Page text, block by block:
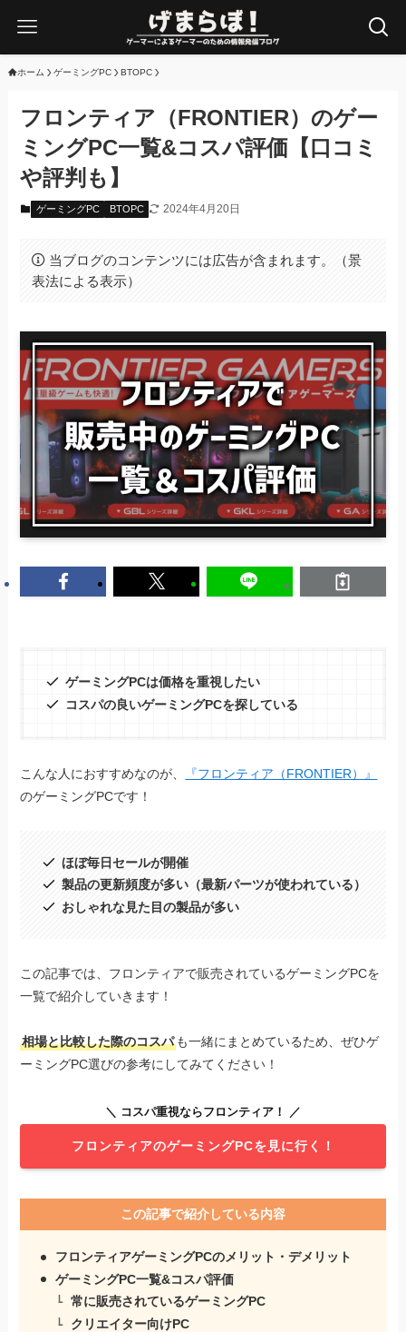
ホーム ゲーミングPC BTOPC
フロンティア（FRONTIER）のゲー
ミングPC一覧&コスパ評価【口コミ
や評判も】
ゲーミングPC BTOPC 2024年4月20日
当ブログのコンテンツには広告が含まれます。（景
表法による表示）
ゲーミングPCは価格を重視したい
コスパの良いゲーミングPCを探している
こんな人におすすめなのが、
『フロンティア（FRONTIER）』
のゲーミングPCです！
ほぼ毎日セールが開催
製品の更新頻度が多い（最新パーツが使われている）
おしゃれな見た目の製品が多い
この記事では、フロンティアで販売されているゲーミングPCを
一覧で紹介していきます！
相場と比較した際のコスパ も一緒にまとめているため、ぜひゲ
ーミングPC選びの参考にしてみてください！
＼ コスパ重視ならフロンティア！ ／
フロンティアのゲーミングPCを見に行く！
この記事で紹介している内容
フロンティアゲーミングPCのメリット・デメリット
ゲーミングPC一覧&コスパ評価
常に販売されているゲーミングPC
クリエイター向けPC